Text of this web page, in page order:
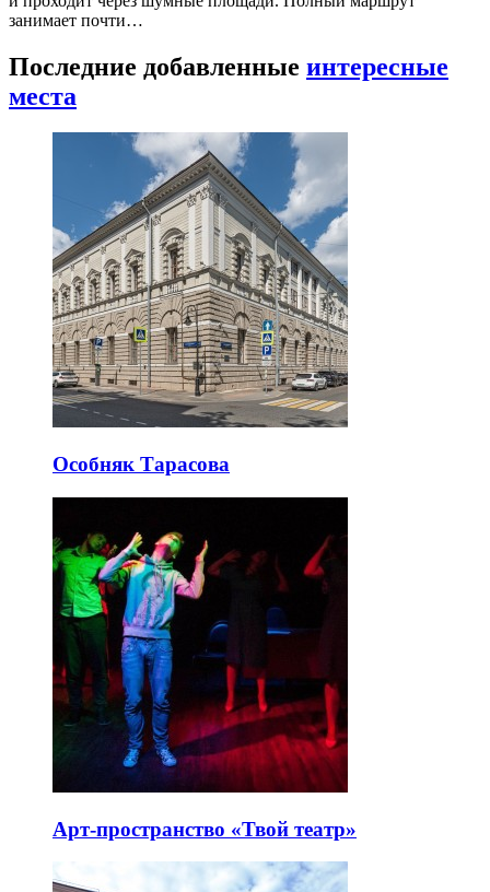
занимает почти…
Последние добавленные интересные
места
Особняк Тарасова
Арт-пространство «Твой театр»